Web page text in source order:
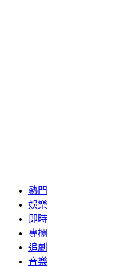
熱門
娛樂
即時
專欄
追劇
音樂